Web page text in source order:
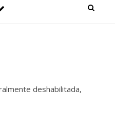
deshabilitada,